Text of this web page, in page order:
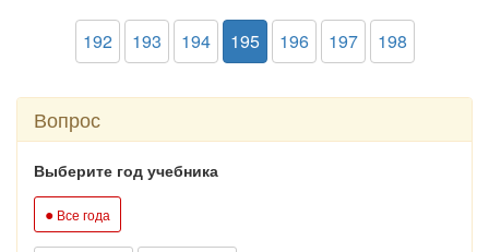
192 193 194 195 196 197 198
Вопрос
Выберите год учебника
● Все года